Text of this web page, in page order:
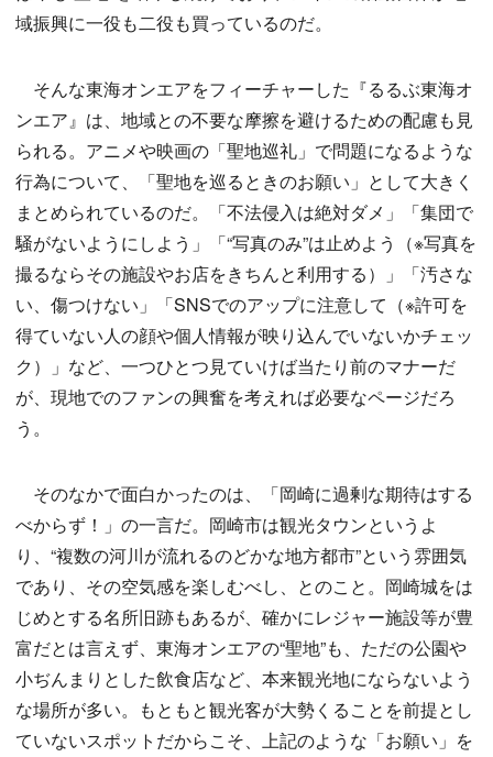
域振興に一役も二役も買っているのだ。
そんな東海オンエアをフィーチャーした『るるぶ東海オ
ンエア』は、地域との不要な摩擦を避けるための配慮も見
られる。アニメや映画の「聖地巡礼」で問題になるような
行為について、「聖地を巡るときのお願い」として大きく
まとめられているのだ。「不法侵入は絶対ダメ」「集団で
騒がないようにしよう」「“写真のみ”は止めよう（※写真を
撮るならその施設やお店をきちんと利用する）」「汚さな
い、傷つけない」「SNSでのアップに注意して（※許可を
得ていない人の顔や個人情報が映り込んでいないかチェッ
ク）」など、一つひとつ見ていけば当たり前のマナーだ
が、現地でのファンの興奮を考えれば必要なページだろ
う。
そのなかで面白かったのは、「岡崎に過剰な期待はする
べからず！」の一言だ。岡崎市は観光タウンというよ
り、“複数の河川が流れるのどかな地方都市”という雰囲気
であり、その空気感を楽しむべし、とのこと。岡崎城をは
じめとする名所旧跡もあるが、確かにレジャー施設等が豊
富だとは言えず、東海オンエアの“聖地”も、ただの公園や
小ぢんまりとした飲食店など、本来観光地にならないよう
な場所が多い。もともと観光客が大勢くることを前提とし
ていないスポットだからこそ、上記のような「お願い」を